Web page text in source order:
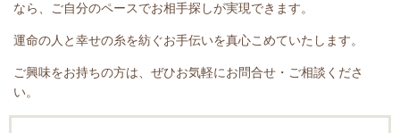
なら、ご自分のペースでお相手探しが実現できます。
運命の人と幸せの糸を紡ぐお手伝いを真心こめていたします。
ご興味をお持ちの方は、ぜひお気軽にお問合せ・ご相談くださ
い。